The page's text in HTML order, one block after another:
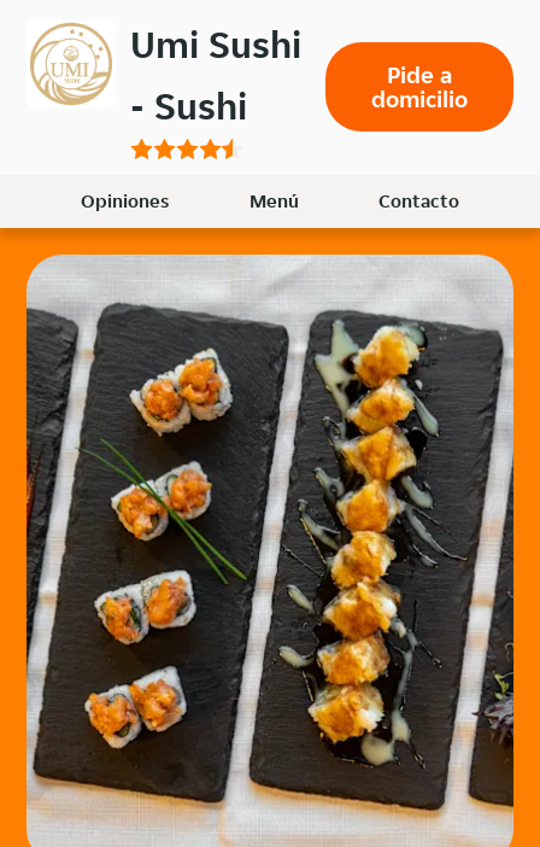
menú
principal
Umi Sushi
- Sushi
Pide a
domicilio
Opiniones Menú Contacto